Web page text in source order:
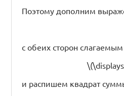
Поэтому дополним
с обеих сторон
и распишем квадрат